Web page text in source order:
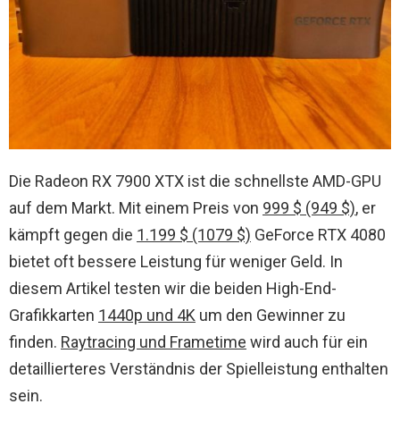
Die Radeon RX 7900 XTX ist die schnellste AMD-GPU
auf dem Markt. Mit einem Preis von 999 $ (949 $), er
kämpft gegen die 1.199 $ (1079 $) GeForce RTX 4080
bietet oft bessere Leistung für weniger Geld. In
diesem Artikel testen wir die beiden High-End-
Grafikkarten 1440p und 4K um den Gewinner zu
finden. Raytracing und Frametime wird auch für ein
detaillierteres Verständnis der Spielleistung enthalten
sein.